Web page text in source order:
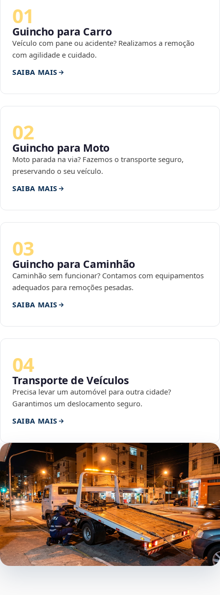
01
Guincho para Carro
Veículo com pane ou acidente? Realizamos a remoção
com agilidade e cuidado.
SAIBA MAIS
02
Guincho para Moto
Moto parada na via? Fazemos o transporte seguro,
preservando o seu veículo.
SAIBA MAIS
03
Guincho para Caminhão
Caminhão sem funcionar? Contamos com equipamentos
adequados para remoções pesadas.
SAIBA MAIS
04
Transporte de Veículos
Precisa levar um automóvel para outra cidade?
Garantimos um deslocamento seguro.
SAIBA MAIS